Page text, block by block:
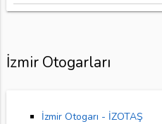
İzmir Otogarları
İzmir Otogarı - İZOTAŞ